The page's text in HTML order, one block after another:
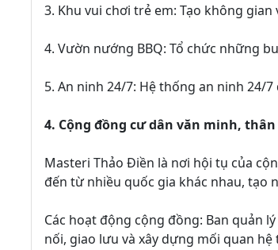
3. Khu vui chơi trẻ em: Tạo không
4. Vườn nướng BBQ: Tổ chức những
5. An ninh 24/7: Hệ thống an ninh 24/
4. Cộng đồng cư dân văn minh,
Masteri Thảo Điền là nơi hội tụ của
đến từ nhiều quốc gia khác nhau, tạo
Các hoạt động cộng đồng: Ban quản
nối, giao lưu và xây dựng mối quan hệ